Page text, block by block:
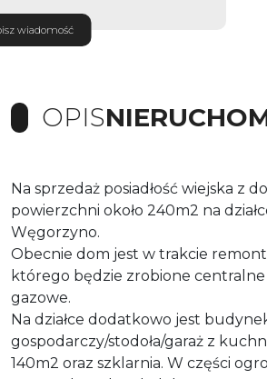
wiadomość
OPIS
Na sprzedaż posiadłość wiejska z
powierzchni około 240m2 na
Węgorzyno.
Obecnie dom jest w trakcie
którego będzie zrobione
gazowe.
Na działce dodatkowo jest
gospodarczy/stodoła/garaż z
140m2 oraz szklarnia. W części